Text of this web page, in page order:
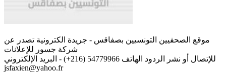
موقع الصحفيين التونسيين بصفاقس - جريدة الكترونية تصدر عن
شركة جسور للإعلانات
للإتصال أو نشر الردود الهاتف 54779966 (216+) - البريد الإلكتروني
jsfaxien@yahoo.fr